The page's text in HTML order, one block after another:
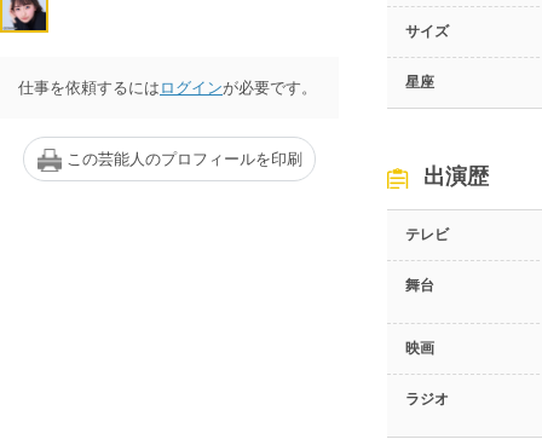
仕事を依頼するには ログインが必要です。
この芸能人のプロフィールを印刷
サイズ
星座
出演歴
テレビ
舞台
映画
ラジオ